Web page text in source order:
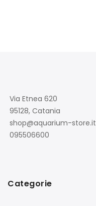
Via Etnea 620
95128, Catania
shop@aquarium-store.it
095506600
Categorie